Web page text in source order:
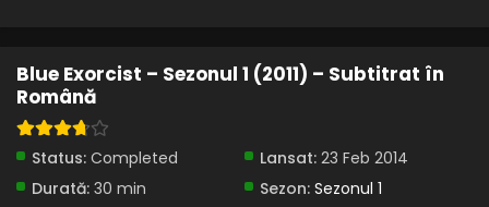
Blue Exorcist – Sezonul 1 Episodul 12 – Leapșa
Blue Exorcist – Sezonul 1 Episodul 11 – Demonul
din adâncuri
Eps 11 - Demonul din adâncuri - 6 July, 2025
Blue Exorcist – Sezonul 1 (2011) – Subtitrat în
Română
Status: Completed Lansat: 23 Feb 2014
Durată: 30 min Sezon: Sezonul 1